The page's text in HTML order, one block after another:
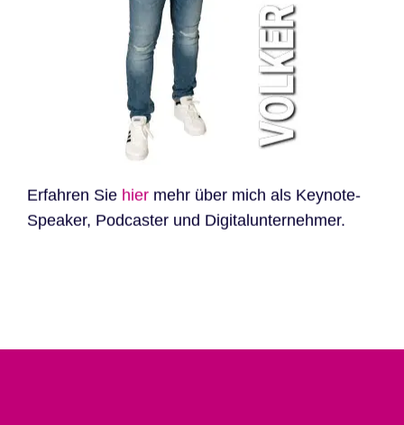
Erfahren Sie hiermehr über mich als Keynote-
Speaker, Podcaster und Digitalunternehmer.